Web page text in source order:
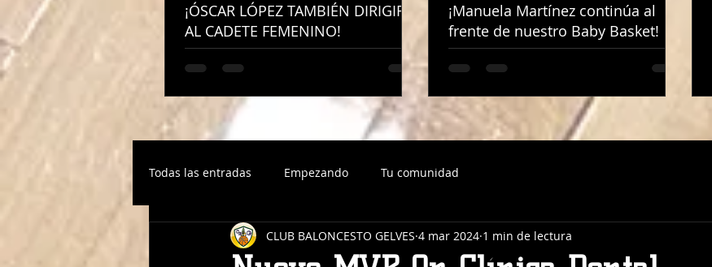
¡ÓSCAR LÓPEZ TAMBIÉN DIRIGIRÁ
AL CADETE FEMENINO!
¡Manuela Martínez continúa al
frente de nuestro Baby Basket!
¡ÓSCAR LÓPEZ TAMBIÉN DIRIGIRÁ
AL CADETE FEMENINO!
¡Manuela Martínez continúa al
frente de nuestro Baby Basket!
Todas las entradas Empezando Tu comunidad
CLUB BALONCESTO GELVES 4 mar 2024 1 min de lectura